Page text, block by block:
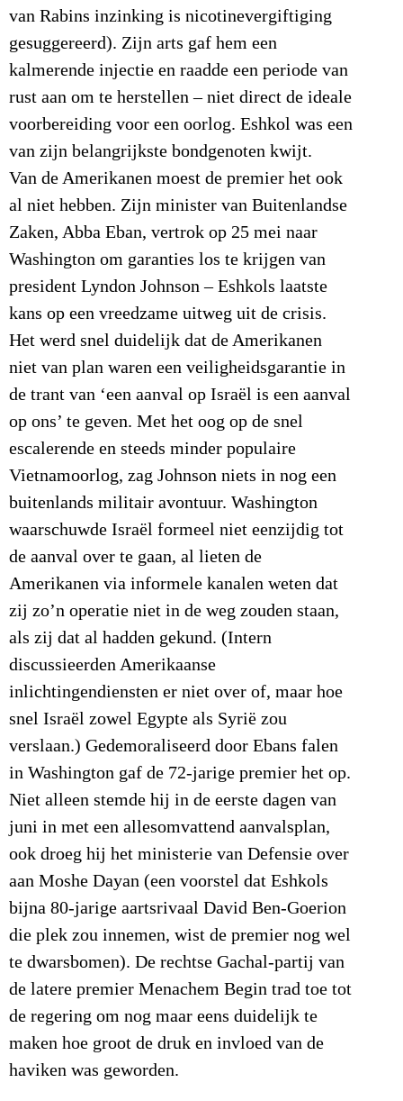
van Rabins inzinking is nicotinevergiftiging
gesuggereerd). Zijn arts gaf hem een
kalmerende injectie en raadde een periode van
rust aan om te herstellen – niet direct de ideale
voorbereiding voor een oorlog. Eshkol was een
van zijn belangrijkste bondgenoten kwijt.
Van de Amerikanen moest de premier het ook
al niet hebben. Zijn minister van Buitenlandse
Zaken, Abba Eban, vertrok op 25 mei naar
Washington om garanties los te krijgen van
president Lyndon Johnson – Eshkols laatste
kans op een vreedzame uitweg uit de crisis.
Het werd snel duidelijk dat de Amerikanen
niet van plan waren een veiligheidsgarantie in
de trant van ‘een aanval op Israël is een aanval
op ons’ te geven. Met het oog op de snel
escalerende en steeds minder populaire
Vietnamoorlog, zag Johnson niets in nog een
buitenlands militair avontuur. Washington
waarschuwde Israël formeel niet eenzijdig tot
de aanval over te gaan, al lieten de
Amerikanen via informele kanalen weten dat
zij zo’n operatie niet in de weg zouden staan,
als zij dat al hadden gekund. (Intern
discussieerden Amerikaanse
inlichtingendiensten er niet over of, maar hoe
snel Israël zowel Egypte als Syrië zou
verslaan.) Gedemoraliseerd door Ebans falen
in Washington gaf de 72-jarige premier het op.
Niet alleen stemde hij in de eerste dagen van
juni in met een allesomvattend aanvalsplan,
ook droeg hij het ministerie van Defensie over
aan Moshe Dayan (een voorstel dat Eshkols
bijna 80-jarige aartsrivaal David Ben-Goerion
die plek zou innemen, wist de premier nog wel
te dwarsbomen). De rechtse Gachal-partij van
de latere premier Menachem Begin trad toe tot
de regering om nog maar eens duidelijk te
maken hoe groot de druk en invloed van de
haviken was geworden.